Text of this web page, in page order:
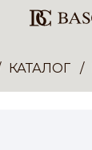
КАТАЛОГ